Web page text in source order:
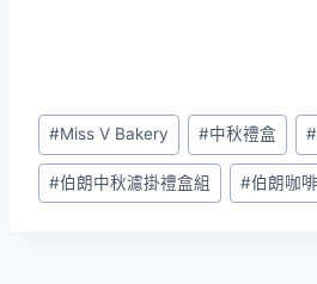
Post
Tags:
#Miss V Bakery #中秋禮盒 #
#伯朗中秋濾掛禮盒組 #伯朗咖